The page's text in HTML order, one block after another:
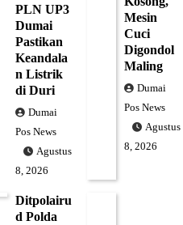
PLN UP3
Dumai
Pastikan
Keandala
n Listrik
di Duri
Dumai
Pos News
Agustus
8, 2026
Mesin
Cuci
Digondol
Maling
Dumai
Pos News
Agustus
8, 2026
Ditpolairu
d Polda